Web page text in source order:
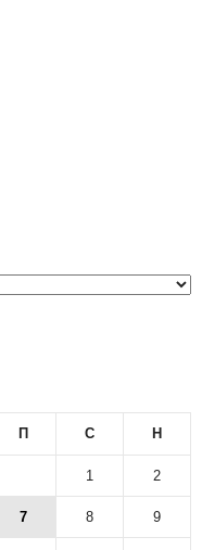
П С Н
1 2
7 8 9